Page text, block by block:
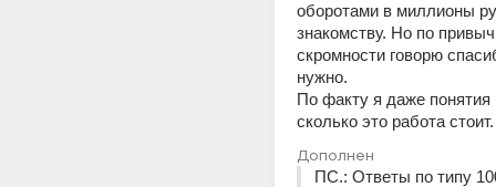
оборотами в миллионы
знакомству. Но по
скромности говорю
нужно.
По факту я даже
сколько это работа стоит.
Дополнен
ПС.: Ответы по типу